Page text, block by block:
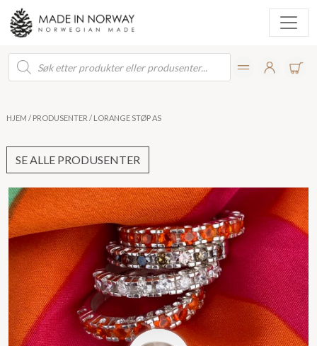
Products
search
HJEM / PRODUSENTER / LORANGE STØP AS
SE ALLE PRODUSENTER